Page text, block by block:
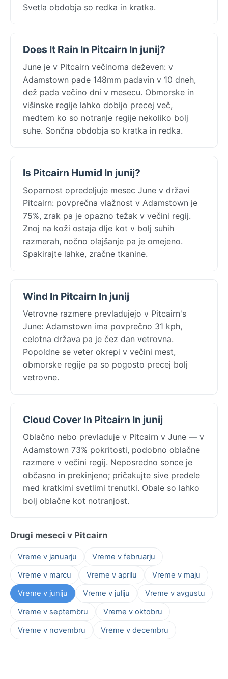
Svetla obdobja so redka in kratka.
Does It Rain In Pitcairn In junij?
June je v Pitcairn večinoma deževen: v
Adamstown pade 148mm padavin v 10 dneh,
dež pada večino dni v mesecu. Obmorske in
višinske regije lahko dobijo precej več,
medtem ko so notranje regije nekoliko bolj
suhe. Sončna obdobja so kratka in redka.
Is Pitcairn Humid In junij?
Soparnost opredeljuje mesec June v državi
Pitcairn: povprečna vlažnost v Adamstown je
75%, zrak pa je opazno težak v večini regij.
Znoj na koži ostaja dlje kot v bolj suhih
razmerah, nočno olajšanje pa je omejeno.
Spakirajte lahke, zračne tkanine.
Wind In Pitcairn In junij
Vetrovne razmere prevladujejo v Pitcairn's
June: Adamstown ima povprečno 31 kph,
celotna država pa je čez dan vetrovna.
Popoldne se veter okrepi v večini mest,
obmorske regije pa so pogosto precej bolj
vetrovne.
Cloud Cover In Pitcairn In junij
Oblačno nebo prevladuje v Pitcairn v June — v
Adamstown 73% pokritosti, podobno oblačne
razmere v večini regij. Neposredno sonce je
občasno in prekinjeno; pričakujte sive predele
med kratkimi svetlimi trenutki. Obale so lahko
bolj oblačne kot notranjost.
Drugi meseci v Pitcairn
Vreme v januarju
Vreme v februarju
Vreme v marcu
Vreme v aprilu
Vreme v maju
Vreme v juniju
Vreme v juliju
Vreme v avgustu
Vreme v septembru
Vreme v oktobru
Vreme v novembru
Vreme v decembru